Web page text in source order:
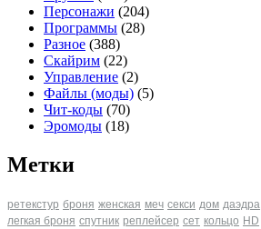
Персонажи (204)
Программы (28)
Разное (388)
Скайрим (22)
Управление (2)
Файлы (моды) (5)
Чит-коды (70)
Эромоды (18)
Метки
ретекстур броня женская меч секси дом даэдра
легкая броня спутник реплейсер сет кольцо HD